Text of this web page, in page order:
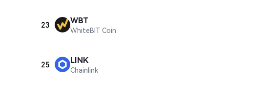
23 WBT
WhiteBIT Coin
25 LINK
Chainlink